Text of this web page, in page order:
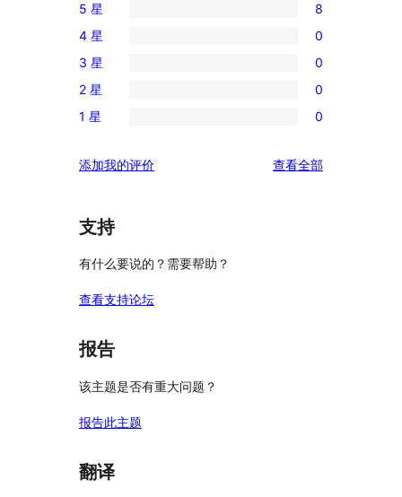
8
条
5
星
评
5 星 8
0
条
4
星
价
4 星 0
0
条
3
评
3 星 0
0
条
星
价
2 星 0
0
1
评
1 星 0
添加我的评价 查看全部评
支持
有什么要说的？需要帮助？
查看支持论坛
报告
该主题是否有重大问题？
报告此主题
翻译